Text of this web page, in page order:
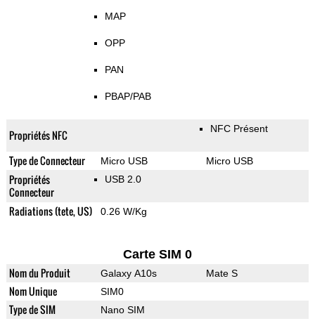
MAP
OPP
PAN
PBAP/PAB
Propriétés NFC NFC Présent
Type de Connecteur Micro USB Micro USB
Propriétés
Connecteur
USB 2.0
Radiations (tete, US) 0.26 W/Kg
Carte SIM 0
Nom du Produit Galaxy A10s Mate S
Nom Unique SIM0
Type de SIM Nano SIM